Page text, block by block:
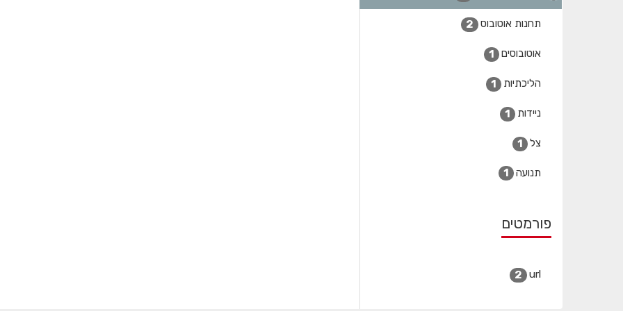
תחנות אוטובוס 2
אוטובוסים 1
הליכתיות 1
ניידות 1
צל 1
תנועה 1
פורמטים
url
2